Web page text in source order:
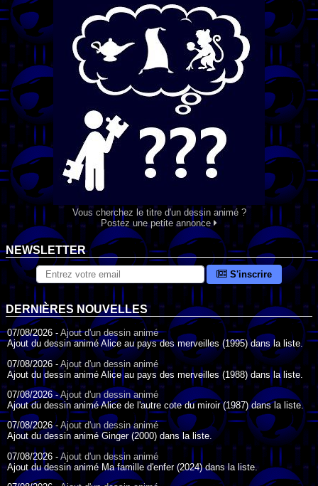
Vous cherchez le titre d'un dessin animé ?
Postez une petite annonce
NEWSLETTER
S'inscrire
DERNIÈRES NOUVELLES
07/08/2026 - Ajout d'un dessin animé
Ajout du dessin animé Alice au pays des merveilles (1995) dans la liste.
07/08/2026 -Ajout d'un dessin animé
Ajout du dessin animé Alice au pays des merveilles (1988) dans la liste.
07/08/2026 -Ajout d'un dessin animé
Ajout du dessin animé Alice de l'autre cote du miroir (1987) dans la liste.
07/08/2026 - Ajout d'un dessin animé
Ajout du dessin animé Ginger (2000) dans la liste.
07/08/2026 - Ajout d'un dessin animé
Ajout du dessin animé Ma famille d'enfer (2024) dans la liste.